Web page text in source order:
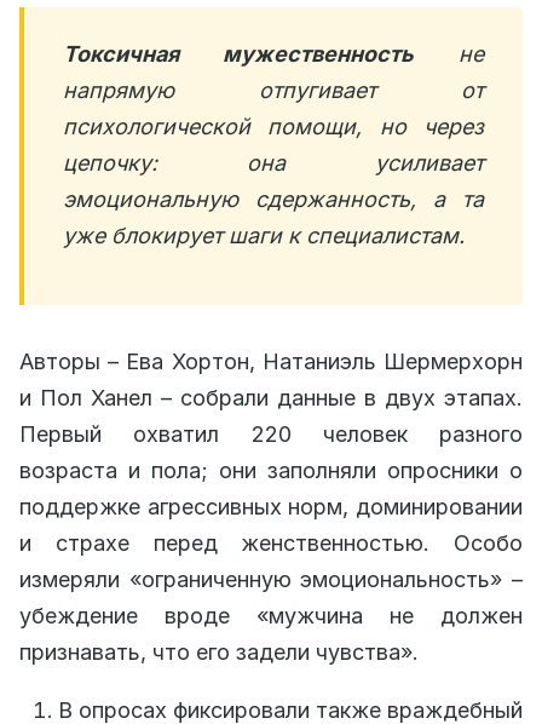
Токсичная мужественность не
напрямую отпугивает от
психологической помощи, но через
цепочку: она усиливает
эмоциональную сдержанность, а та
уже блокирует шаги к специалистам.
Авторы – Ева Хортон, Натаниэль Шермерхорн
и Пол Ханел – собрали данные в двух этапах.
Первый охватил 220 человек разного
возраста и пола; они заполняли опросники о
поддержке агрессивных норм, доминировании
и страхе перед женственностью. Особо
измеряли «ограниченную эмоциональность» –
убеждение вроде «мужчина не должен
признавать, что его задели чувства».
В опросах фиксировали также враждебный